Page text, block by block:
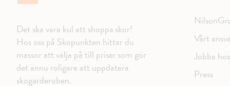
Det ska vara kul att shoppa skor!
Hos oss på Skopunkten hittar du
massor att välja på till priser som gör
det ännu roligare att uppdatera
skogarderoben.
Vårt
Jobba
Press